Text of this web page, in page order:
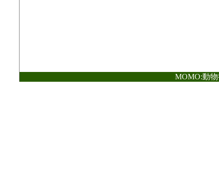
MOMO:動